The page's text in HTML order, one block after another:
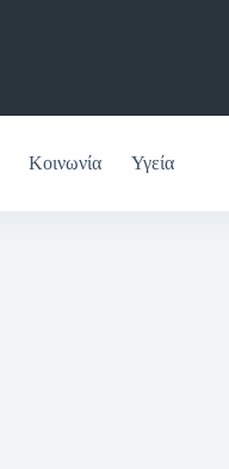
Κοινωνία Υγεία